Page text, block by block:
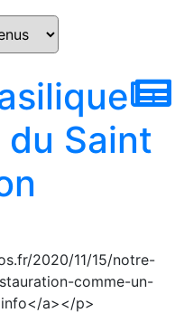
du Saint
2020/11/15/notre-
comme-un-
a></p>